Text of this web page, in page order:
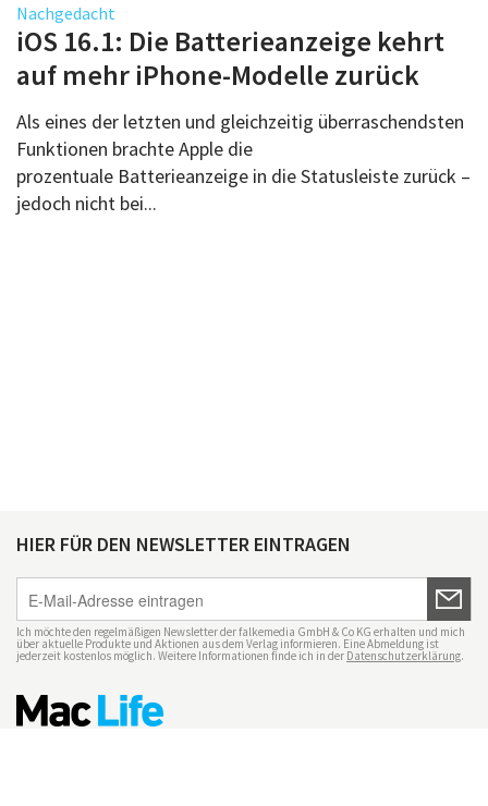
Nachgedacht
iOS 16.1: Die Batterieanzeige kehrt
auf mehr iPhone-Modelle zurück
Als eines der letzten und gleichzeitig überraschendsten
Funktionen brachte Apple die
prozentuale Batterieanzeige in die Statusleiste zurück –
jedoch nicht bei...
HIER FÜR DEN NEWSLETTER EINTRAGEN
Ich möchte den regelmäßigen Newsletter der falkemedia GmbH & Co KG erhalten und mich
über aktuelle Produkte und Aktionen aus dem Verlag informieren. Eine Abmeldung ist
jederzeit kostenlos möglich. Weitere Informationen finde ich in der Datenschutzerklärung.